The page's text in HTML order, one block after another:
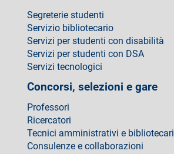
Segreterie studenti
Servizio bibliotecario
Servizi per studenti con disabilità
Servizi per studenti con DSA
Servizi tecnologici
Concorsi, selezioni e gare
Professori
Ricercatori
Tecnici amministrativi e bibliotecari
Consulenze e collaborazioni